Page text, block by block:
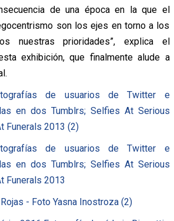
de una época en la que el
son los ejes en torno a los
nuestras prioridades”, explica el
exhibición, que finalmente alude a